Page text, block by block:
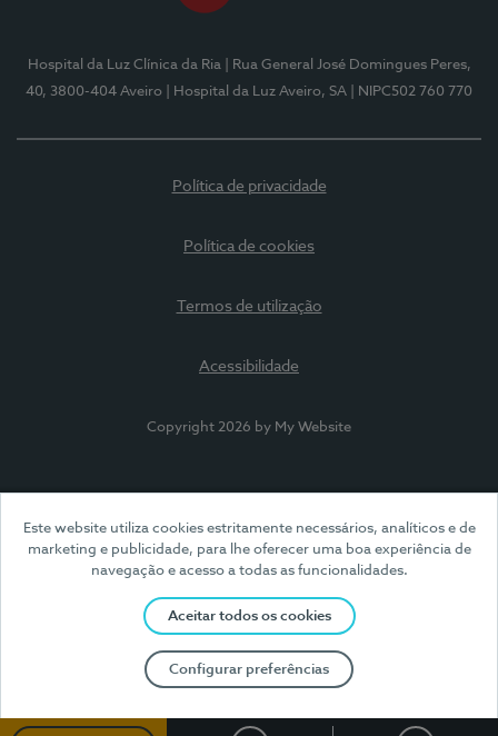
Este website utiliza cookies estritamente necessários, analíticos e de
marketing e publicidade, para lhe oferecer uma boa experiência de
navegação e acesso a todas as funcionalidades.
Aceitar todos os cookies
Configurar preferências
Hospital da Luz Clínica da Ria
| Rua General José Domingues Peres,
40, 3800-404 Aveiro
| Hospital da Luz Aveiro, SA | NIPC502 760 770
Política de privacidade
Política de cookies
Termos de utilização
Acessibilidade
Copyright 2026 by My Website